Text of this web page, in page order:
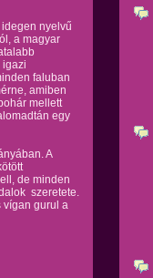
nyelvű
a magyar
igazi
faluban
amiben
mellett
egy
A
de minden
szeretete.
vígan gurul a